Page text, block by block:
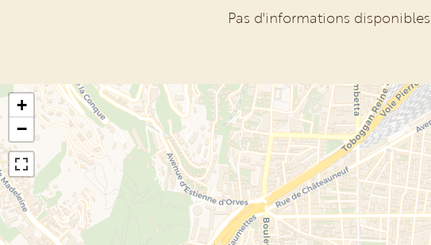
Pas d'informations disponibles
+
−